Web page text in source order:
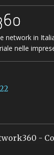
network in
nelle
-